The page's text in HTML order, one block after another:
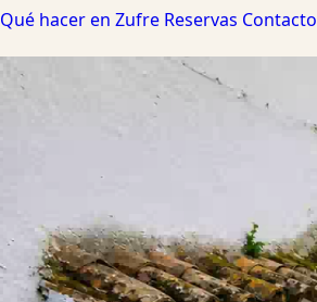
Qué hacer en Zufre Reservas Contacto